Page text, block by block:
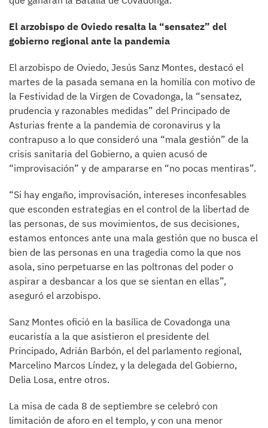
El arzobispo de Oviedo resalta la “sensatez” del
gobierno regional ante la pandemia
El arzobispo de Oviedo, Jesús Sanz Montes, destacó el
martes de la pasada semana en la homilía con motivo de
la Festividad de la Virgen de Covadonga, la “sensatez,
prudencia y razonables medidas” del Principado de
Asturias frente a la pandemia de coronavirus y la
contrapuso a lo que consideró una “mala gestión” de la
crisis sanitaria del Gobierno, a quien acusó de
“improvisación” y de ampararse en “no pocas mentiras”.
“Si hay engaño, improvisación, intereses inconfesables
que esconden estrategias en el control de la libertad de
las personas, de sus movimientos, de sus decisiones,
estamos entonces ante una mala gestión que no busca el
bien de las personas en una tragedia como la que nos
asola, sino perpetuarse en las poltronas del poder o
aspirar a desbancar a los que se sientan en ellas”,
aseguró el arzobispo.
Sanz Montes ofició en la basílica de Covadonga una
eucaristía a la que asistieron el presidente del
Principado, Adrián Barbón, el del parlamento regional,
Marcelino Marcos Líndez, y la delegada del Gobierno,
Delia Losa, entre otros.
La misa de cada 8 de septiembre se celebró con
limitación de aforo en el templo, y con una menor